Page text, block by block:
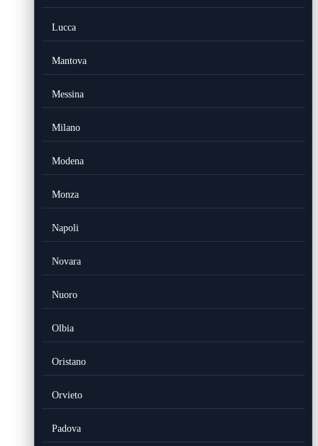
Lucca
Mantova
Messina
Milano
Modena
Monza
Napoli
Novara
Nuoro
Olbia
Oristano
Orvieto
Padova